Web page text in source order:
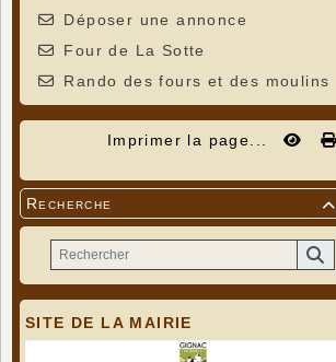
Déposer une annonce
Four de La Sotte
Rando des fours et des moulins
Imprimer la page...

Recherche
SITE DE LA MAIRIE